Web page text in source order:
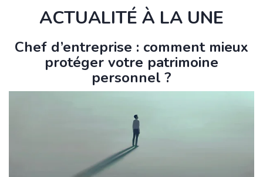
ACTUALITÉ À LA UNE
Chef d’entreprise : comment mieux
protéger votre patrimoine
personnel ?